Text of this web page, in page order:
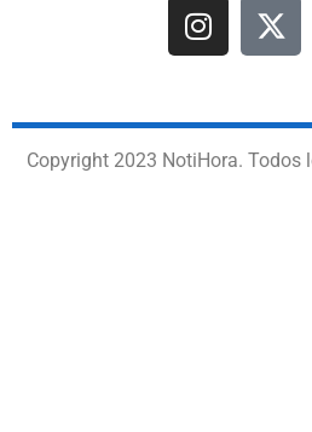
Copyright 2023 NotiHora. Todos